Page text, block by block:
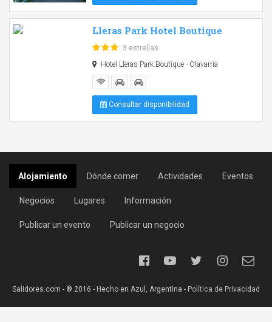
Lleras Park Hotel Boutique
3 estrellas
Hotel Lleras Park Boutique - Olavarría
Consultar disponibilidad
Alojamiento Dónde comer Actividades Eventos
Negocios Lugares Información
Publicar un evento Publicar un negocio
Salidores.com - ® 2016 - Hecho en Azul, Argentina - Política de Privacidad